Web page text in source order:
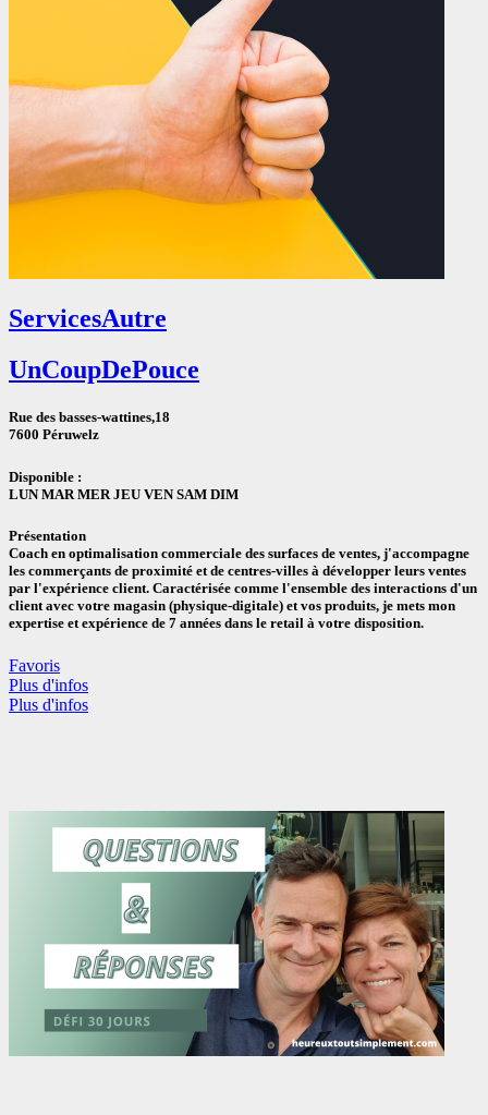
ServicesAutre
UnCoupDePouce
Rue des basses-wattines,18
7600 Péruwelz
Disponible :
LUN MAR MER JEU VEN SAM DIM
Présentation
Coach en optimalisation commerciale des surfaces de ventes, j'accompagne
les commerçants de proximité et de centres-villes à développer leurs ventes
par l'expérience client. Caractérisée comme l'ensemble des interactions d'un
client avec votre magasin (physique-digitale) et vos produits, je mets mon
expertise et expérience de 7 années dans le retail à votre disposition.
Favoris
Plus d'infos
Plus d'infos